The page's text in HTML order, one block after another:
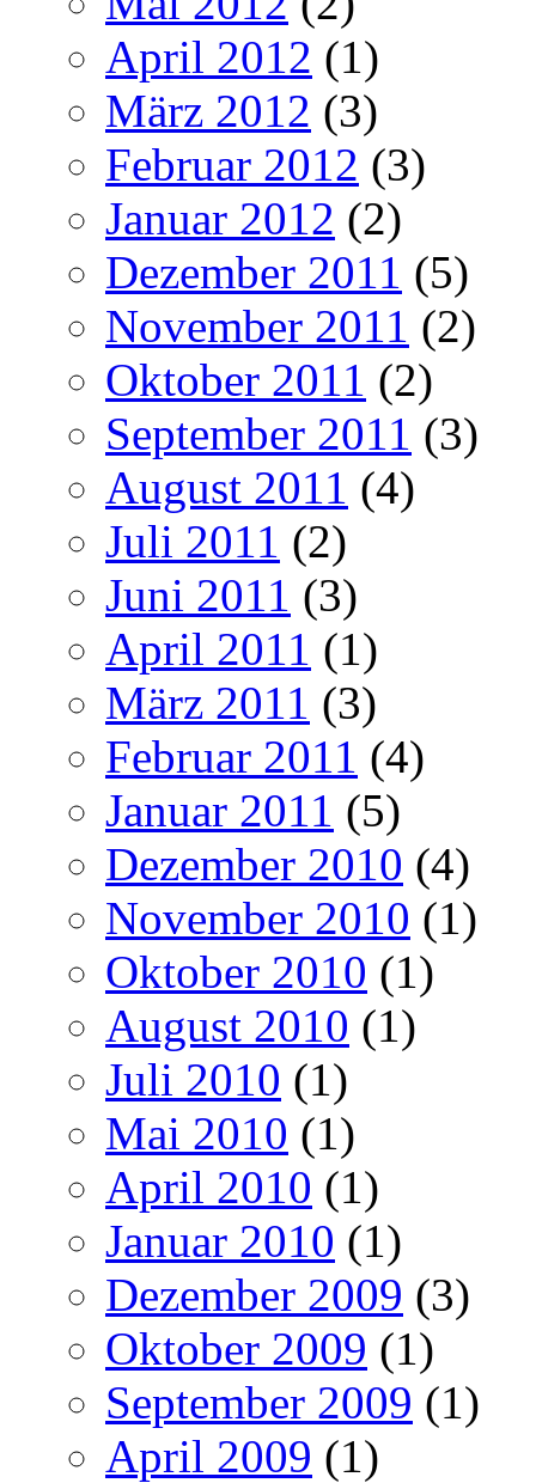
April 2012 (1)
März 2012 (3)
Februar 2012 (3)
Januar 2012 (2)
Dezember 2011 (5)
November 2011 (2)
Oktober 2011 (2)
September 2011 (3)
August 2011 (4)
Juli 2011 (2)
Juni 2011 (3)
April 2011 (1)
März 2011 (3)
Februar 2011 (4)
Januar 2011 (5)
Dezember 2010 (4)
November 2010 (1)
Oktober 2010 (1)
August 2010 (1)
Juli 2010 (1)
Mai 2010 (1)
April 2010 (1)
Januar 2010 (1)
Dezember 2009 (3)
Oktober 2009 (1)
September 2009 (1)
April 2009 (1)